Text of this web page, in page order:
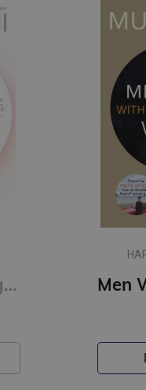
Men Without Women